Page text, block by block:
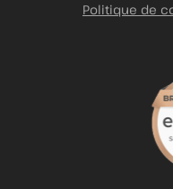
Politique de